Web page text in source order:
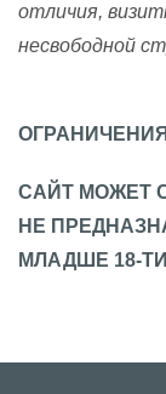
отличия,
несвободной
ОГРАНИЧЕНИЯ
САЙТ МОЖЕТ
НЕ
МЛАДШЕ 18-